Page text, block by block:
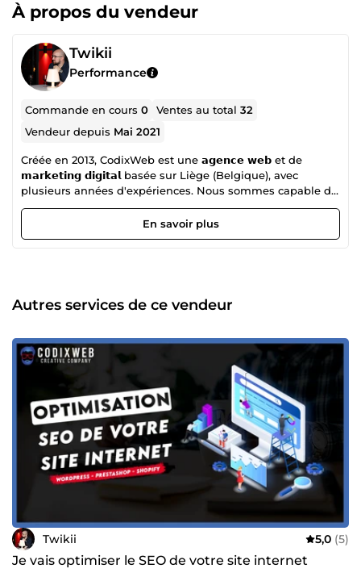
À propos du vendeur
Twikii
Performance
Commande en cours0 Ventes au total32
Vendeur depuis Mai 2021
Créée en 2013, CodixWeb est une 𝗮𝗴𝗲𝗻𝗰𝗲 𝘄𝗲𝗯 et de
𝗺𝗮𝗿𝗸𝗲𝘁𝗶𝗻𝗴 𝗱𝗶𝗴𝗶𝘁𝗮𝗹 basée sur Liège (Belgique), avec
plusieurs années d'expériences. Nous sommes capable de
gérer et répondre à tous vos besoins en marketing digital.
🚀 Vous souhaitez faire décoller votre business ? 🚀 😀 Vous
êtes au bon endroit 😀 🖥️ Site vitrine et E-commerce 🖥️ ➡
Netlinking ➡ Suivi et optimisation 🎨 Identité visuelle 🎨 ➡
Stratégie de marque ➡ Création de logos ➡ Design de
contenus web ✍️ ➡ Rédaction de contenu de qualité ➡
Création de contenu de site Web évolutif 💬 Gestion des
réseaux sociaux (SMO) 💬 ➡ Stratégie et objectifs ➡ Mise en
page et conception ➡ Gestion du contenu et des
publications ✉️ N'hésitez pas à nous contacter si vous avez
la moindre question, nous serons ravis d'y répondre. ✉️
En savoir plus
Autres services de ce vendeur
Twikii 5,0 (5)
Je vais optimiser le SEO de votre site internet